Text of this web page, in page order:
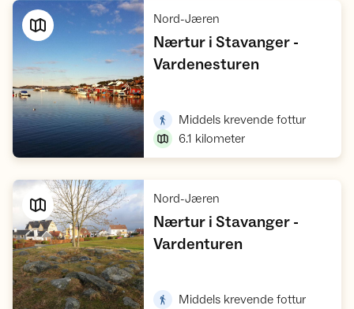
Nord-Jæren
Nærtur i Stavanger -
Vardenesturen,
Middels krevende fottur,
6.1 kilometer
Nord-Jæren
Nærtur i Stavanger -
Vardenturen,
Middels krevende fottur,